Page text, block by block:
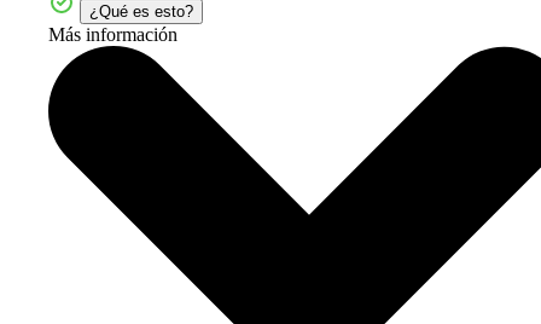
¿Qué es esto?
Más información